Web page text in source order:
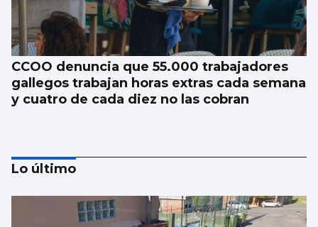
CCOO denuncia que 55.000 trabajadores
gallegos trabajan horas extras cada semana
y cuatro de cada diez no las cobran
Lo último